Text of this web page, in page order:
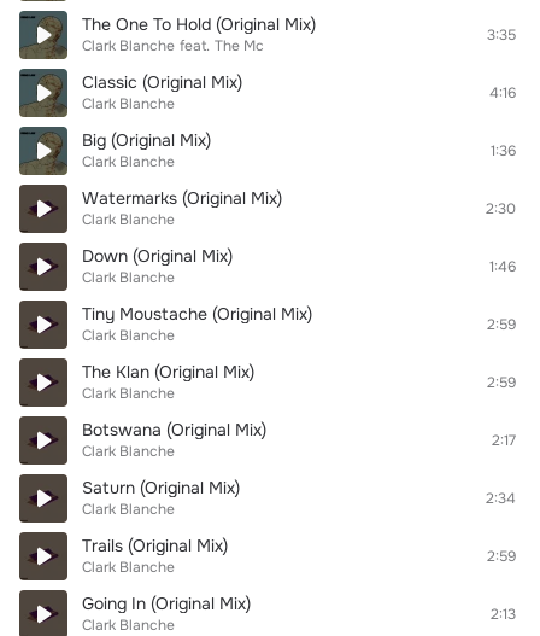
The One To Hold (Original Mix)
Clark Blanche feat. The Mc
3:35
Classic (Original Mix)
Clark Blanche
4:16
Big (Original Mix)
Clark Blanche
1:36
Watermarks (Original Mix)
Clark Blanche
2:30
Down (Original Mix)
Clark Blanche
1:46
Tiny Moustache (Original Mix)
Clark Blanche
2:59
The Klan (Original Mix)
Clark Blanche
2:59
Botswana (Original Mix)
Clark Blanche
2:17
Saturn (Original Mix)
Clark Blanche
2:34
Trails (Original Mix)
Clark Blanche
2:59
Going In (Original Mix)
Clark Blanche
2:13